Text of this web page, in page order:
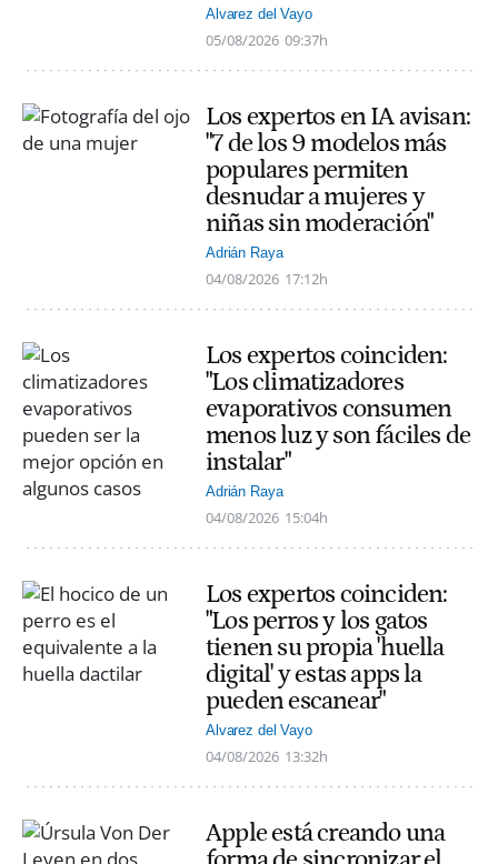
Alvarez del Vayo
05/08/2026 09:37h
Los expertos en IA avisan:
"7 de los 9 modelos más
populares permiten
desnudar a mujeres y
niñas sin moderación"
Adrián Raya
04/08/2026 17:12h
Los expertos coinciden:
"Los climatizadores
evaporativos consumen
menos luz y son fáciles de
instalar"
Adrián Raya
04/08/2026 15:04h
Los expertos coinciden:
"Los perros y los gatos
tienen su propia 'huella
digital' y estas apps la
pueden escanear"
Alvarez del Vayo
04/08/2026 13:32h
Apple está creando una